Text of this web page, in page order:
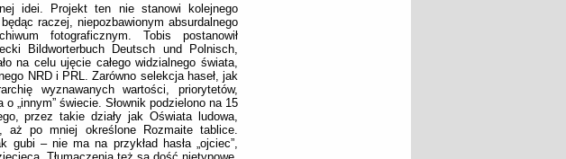
idei. Projekt ten nie stanowi kolejnego
raczej, niepozbawionym absurdalnego
fotograficznym. Tobis postanowił
Bildworterbuch Deutsch und Polnisch,
na celu ujęcie całego widzialnego świata,
NRD i PRL. Zarówno selekcja haseł, jak
wyznawanych wartości, priorytetów,
„innym” świecie. Słownik podzielono na 15
przez takie działy jak Oświata ludowa,
aż po mniej określone Rozmaite tablice.
gubi – nie ma na przykład hasła „ojciec”,